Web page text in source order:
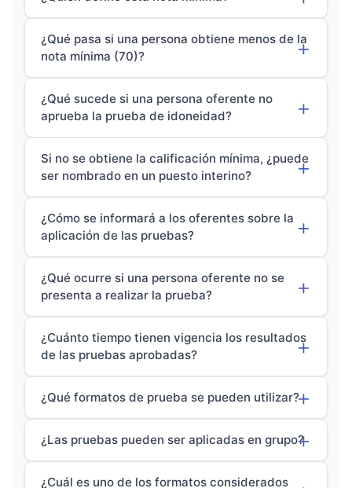
¿Qué pasa si una persona obtiene menos de la
nota mínima (70)?
¿Qué sucede si una persona oferente no
aprueba la prueba de idoneidad?
Si no se obtiene la calificación mínima, ¿puede
ser nombrado en un puesto interino?
¿Cómo se informará a los oferentes sobre la
aplicación de las pruebas?
¿Qué ocurre si una persona oferente no se
presenta a realizar la prueba?
¿Cuánto tiempo tienen vigencia los resultados
de las pruebas aprobadas?
¿Qué formatos de prueba se pueden utilizar?
¿Las pruebas pueden ser aplicadas en grupo?
¿Cuál es uno de los formatos considerados